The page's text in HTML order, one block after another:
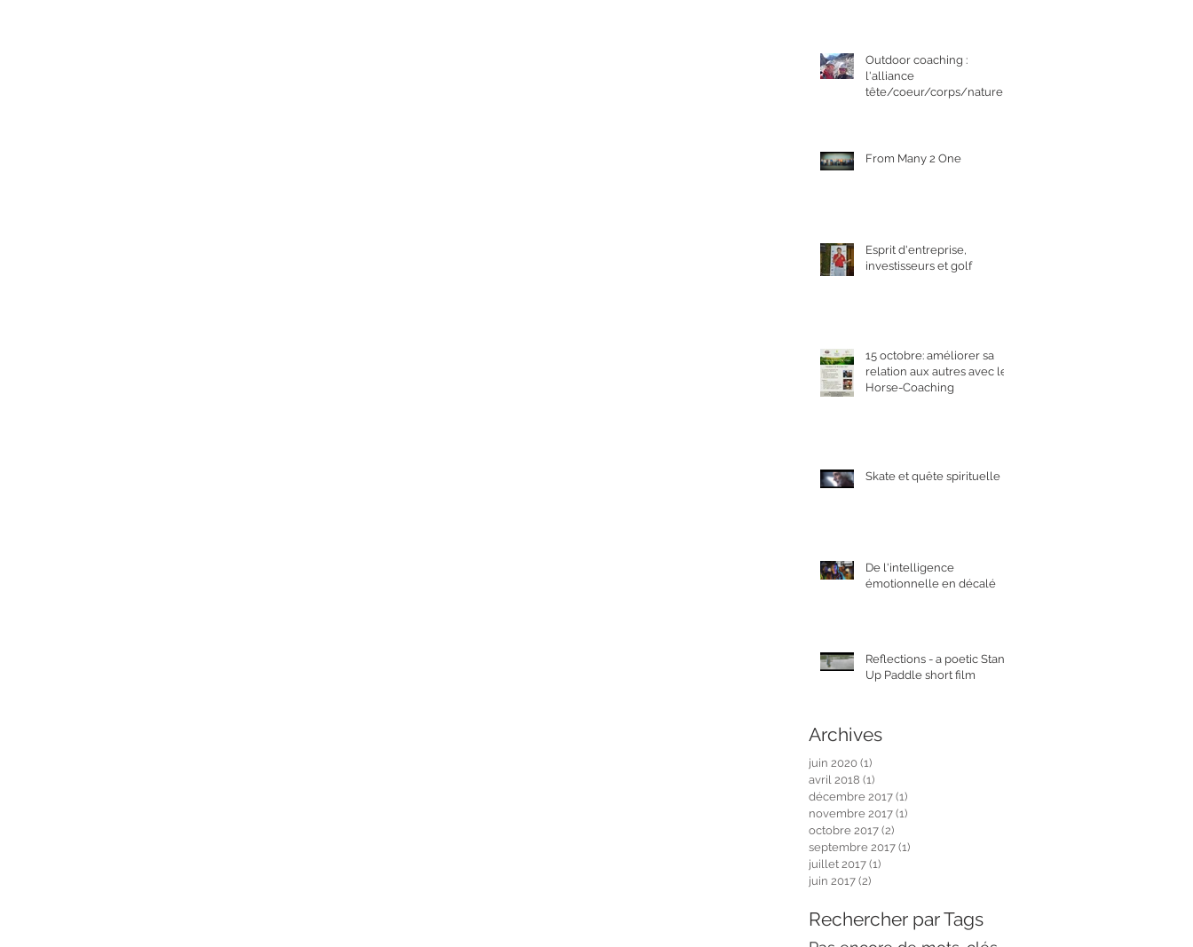
Outdoor coaching :
l'alliance
tête/coeur/corps/nature
From Many 2 One
Esprit d'entreprise,
investisseurs et golf
15 octobre: améliorer sa
relation aux autres avec le
Horse-Coaching
Skate et quête spirituelle
De l'intelligence
émotionnelle en décalé
Reflections - a poetic Stand
Up Paddle short film
Archives
juin 2020 (1)
avril 2018 (1)
décembre 2017 (1)
novembre 2017 (1)
octobre 2017 (2)
septembre 2017 (1)
juillet 2017 (1)
juin 2017 (2)
Rechercher par Tags